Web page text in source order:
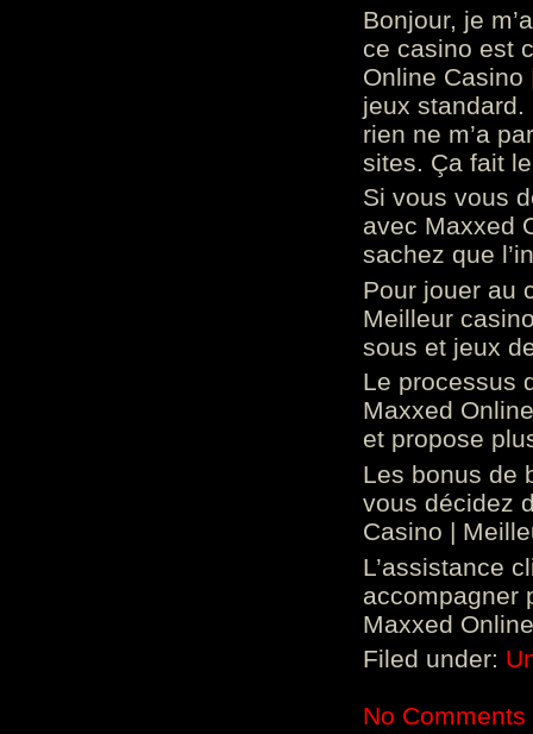
Bonjour, je
ce casino est
Online
jeux standard.
rien ne m’a
sites. Ça fait
Si vous vous
avec Maxxed
sachez que
Pour jouer au
Meilleur
sous et jeux
Le processus
Maxxed
et propose
Les bonus de
vous décidez
Casino |
L’assistance
accompagner
Maxxed
Filed under:
No Comments